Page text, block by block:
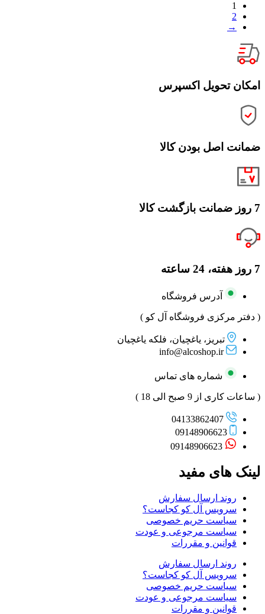
1
2
→
امکان تحویل اکسپرس
ضمانت اصل بودن کالا
7 روز ضمانت بازگشت کالا
7 روز هفته، 24 ساعته
آدرس فروشگاه
( دفتر مرکزی فروشگاه آل کو )
تبریز، یاغچیان، فلکه یاغچیان
info@alcoshop.ir
شماره های تماس
( ساعات کاری از 9 صبح الی 18 )
04133862407
09148906623
09148906623
لینک های مفید
روند ارسال سفارش
سرویس آل کو کجاست؟
سیاست حریم خصوصی
سیاست مرجوعی و عودت
قوانین و مقررات
روند ارسال سفارش
سرویس آل کو کجاست؟
سیاست حریم خصوصی
سیاست مرجوعی و عودت
قوانین و مقررات